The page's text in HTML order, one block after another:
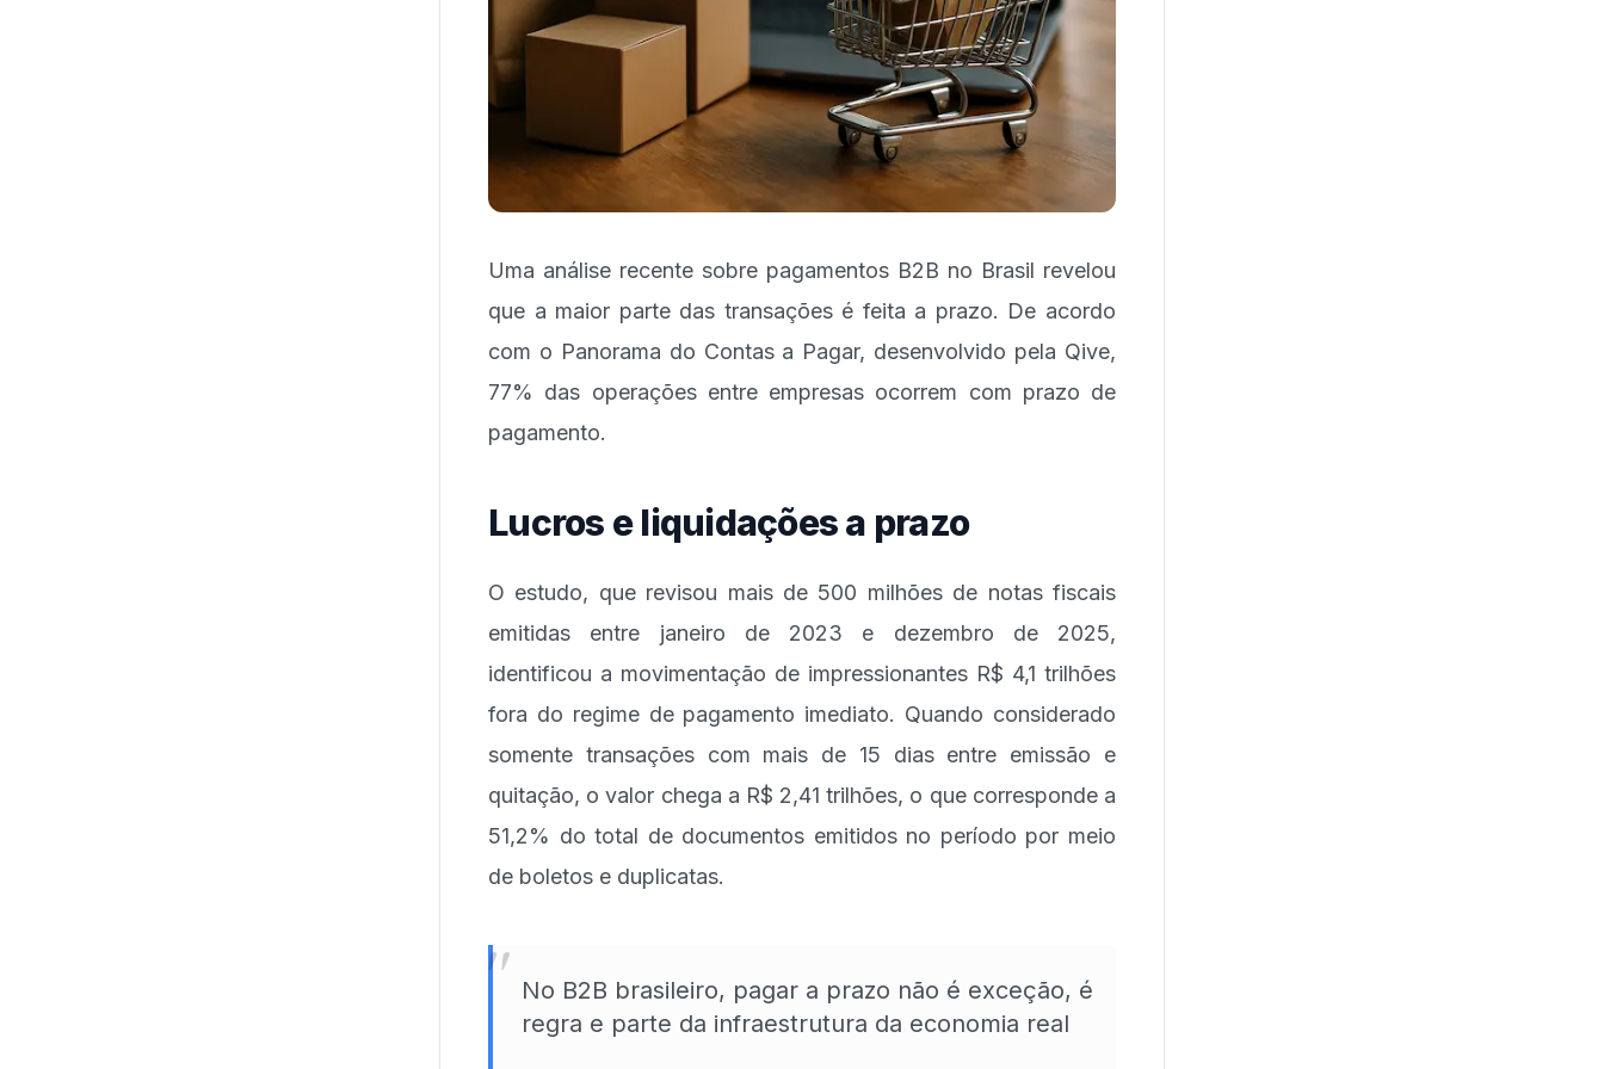
Uma análise recente sobre pagamentos B2B no Brasil revelou
que a maior parte das transações é feita a prazo. De acordo
com o Panorama do Contas a Pagar, desenvolvido pela Qive,
77% das operações entre empresas ocorrem com prazo de
pagamento.
Lucros e liquidações a prazo
O estudo, que revisou mais de 500 milhões de notas fiscais
emitidas entre janeiro de 2023 e dezembro de 2025,
identificou a movimentação de impressionantes R$ 4,1 trilhões
fora do regime de pagamento imediato. Quando considerado
somente transações com mais de 15 dias entre emissão e
quitação, o valor chega a R$ 2,41 trilhões, o que corresponde a
51,2% do total de documentos emitidos no período por meio
de boletos e duplicatas.
" No B2B brasileiro, pagar a prazo não é exceção, é
regra e parte da infraestrutura da economia real